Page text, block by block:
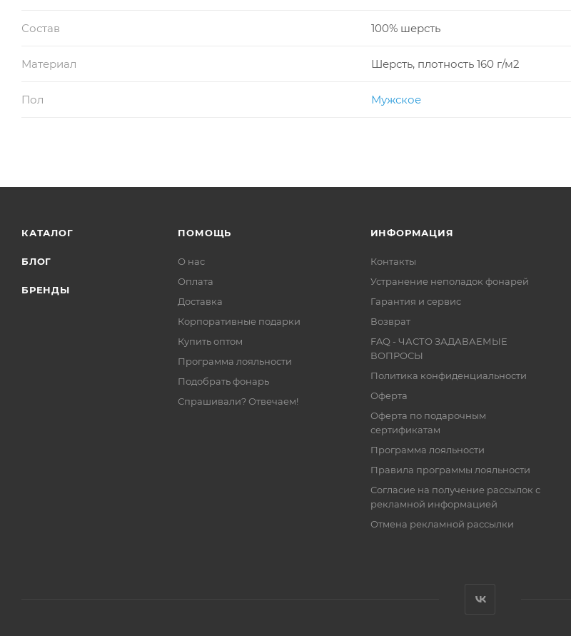
Состав 100% шерсть
Материал Шерсть, плотность 160 г/м2
Пол Мужское
КАТАЛОГ
БЛОГ
БРЕНДЫ
ПОМОЩЬ
О нас
Оплата
Доставка
Корпоративные подарки
Купить оптом
Программа лояльности
Подобрать фонарь
Спрашивали? Отвечаем!
ИНФОРМАЦИЯ
Контакты
Устранение неполадок фонарей
Гарантия и сервис
Возврат
FAQ - ЧАСТО ЗАДАВАЕМЫЕ
ВОПРОСЫ
Политика конфиденциальности
Оферта
Оферта по подарочным
сертификатам
Программа лояльности
Правила программы лояльности
Согласие на получение рассылок с
рекламной информацией
Отмена рекламной рассылки